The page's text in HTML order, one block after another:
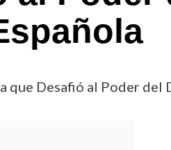
Desafió al Poder del